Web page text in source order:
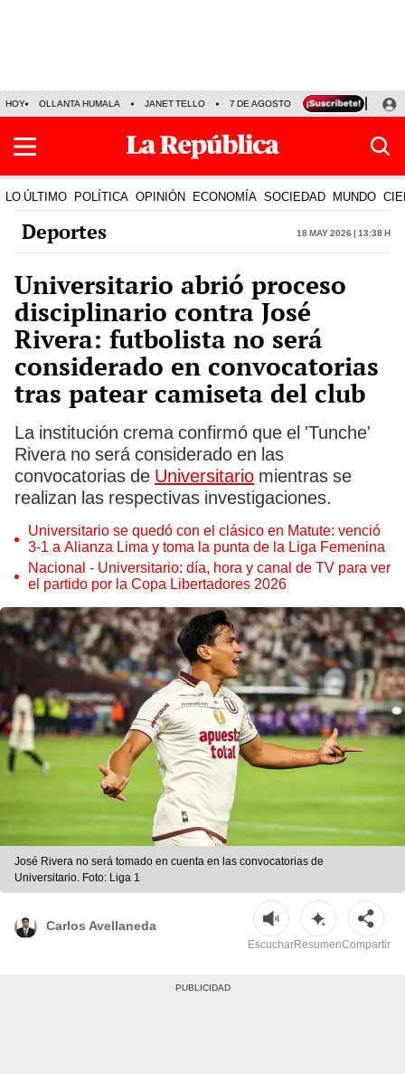
HOY OLLANTA HUMALA JANET TELLO 7 DE AGOSTO TINKA RESULTADOS
LO ÚLTIMO POLÍTICA OPINIÓN ECONOMÍA SOCIEDAD MUNDO
Deportes 18 May 2026 | 13:38 h
Universitario abrió proceso
disciplinario contra José
Rivera: futbolista no será
considerado en convocatorias
tras patear camiseta del club
La institución crema confirmó que el 'Tunche'
Rivera no será considerado en las
convocatorias de Universitario mientras se
realizan las respectivas investigaciones.
Universitario se quedó con el clásico en Matute: venció
3-1 a Alianza Lima y toma la punta de la Liga Femenina
Nacional - Universitario: día, hora y canal de TV para ver
el partido por la Copa Libertadores 2026
José Rivera no será tomado en cuenta en las convocatorias de
Universitario. Foto: Liga 1
Carlos Avellaneda
EscucharResumenCompartir